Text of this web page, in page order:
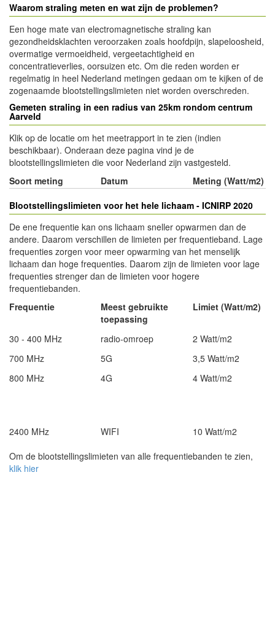
Waarom straling meten en wat zijn de problemen?
Een hoge mate van electromagnetische straling kan
gezondheidsklachten veroorzaken zoals hoofdpijn, slapeloosheid,
overmatige vermoeidheid, vergeetachtigheid en
concentratieverlies, oorsuizen etc. Om die reden worden er
regelmatig in heel Nederland metingen gedaan om te kijken of de
zogenaamde blootstellingslimieten niet worden overschreden.
Gemeten straling in een radius van 25km rondom centrum
Aarveld
Klik op de locatie om het meetrapport in te zien (indien
beschikbaar). Onderaan deze pagina vind je de
blootstellingslimieten die voor Nederland zijn vastgesteld.
Soort meting
Datum
Meting (Watt/m2)
Blootstellingslimieten voor het hele lichaam - ICNIRP 2020
De ene frequentie kan ons lichaam sneller opwarmen dan de
andere. Daarom verschillen de limieten per frequentieband. Lage
frequenties zorgen voor meer opwarming van het menselijk
lichaam dan hoge frequenties. Daarom zijn de limieten voor lage
frequenties strenger dan de limieten voor hogere
frequentiebanden.
Frequentie
Meest gebruikte
toepassing
Limiet (Watt/m2)
30 - 400 MHz radio-omroep
2 Watt/m2
700 MHz
5G
3,5 Watt/m2
800 MHz
4G 4 Watt/m2
2400 MHz WIFI
10 Watt/m2
Om de blootstellingslimieten van alle frequentiebanden te zien,
klik hier